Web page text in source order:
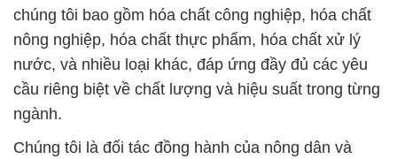
chúng tôi bao gồm hóa chất công nghiệp, hóa chất
nông nghiệp, hóa chất thực phẩm, hóa chất xử lý
nước, và nhiều loại khác, đáp ứng đầy đủ các yêu
cầu riêng biệt về chất lượng và hiệu suất trong từng
ngành.
Chúng tôi là đối tác đồng hành của nông dân và